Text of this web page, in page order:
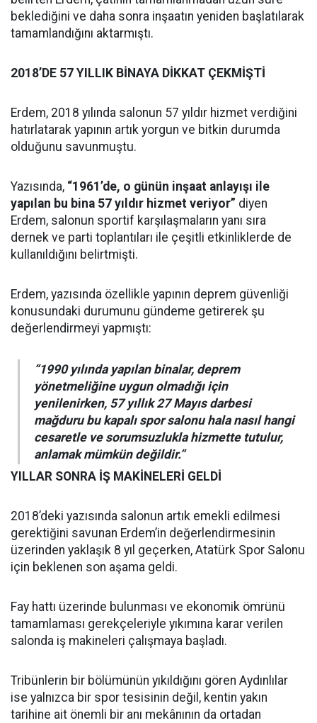
beklediğini ve daha sonra inşaatın yeniden başlatılarak
tamamlandığını aktarmıştı.
2018’DE 57 YILLIK BİNAYA DİKKAT ÇEKMİŞTİ
Erdem, 2018 yılında salonun 57 yıldır hizmet verdiğini
hatırlatarak yapının artık yorgun ve bitkin durumda
olduğunu savunmuştu.
Yazısında, “1961’de, o günün inşaat anlayışı ile
yapılan bu bina 57 yıldır hizmet veriyor” diyen
Erdem, salonun sportif karşılaşmaların yanı sıra
dernek ve parti toplantıları ile çeşitli etkinliklerde de
kullanıldığını belirtmişti.
Erdem, yazısında özellikle yapının deprem güvenliği
konusundaki durumunu gündeme getirerek şu
değerlendirmeyi yapmıştı:
“1990 yılında yapılan binalar, deprem
yönetmeliğine uygun olmadığı için
yenilenirken, 57 yıllık 27 Mayıs darbesi
mağduru bu kapalı spor salonu hala nasıl hangi
cesaretle ve sorumsuzlukla hizmette tutulur,
anlamak mümkün değildir.”
YILLAR SONRA İŞ MAKİNELERİ GELDİ
2018’deki yazısında salonun artık emekli edilmesi
gerektiğini savunan Erdem’in değerlendirmesinin
üzerinden yaklaşık 8 yıl geçerken, Atatürk Spor Salonu
için beklenen son aşama geldi.
Fay hattı üzerinde bulunması ve ekonomik ömrünü
tamamlaması gerekçeleriyle yıkımına karar verilen
salonda iş makineleri çalışmaya başladı.
Tribünlerin bir bölümünün yıkıldığını gören Aydınlılar
ise yalnızca bir spor tesisinin değil, kentin yakın
tarihine ait önemli bir anı mekânının da ortadan